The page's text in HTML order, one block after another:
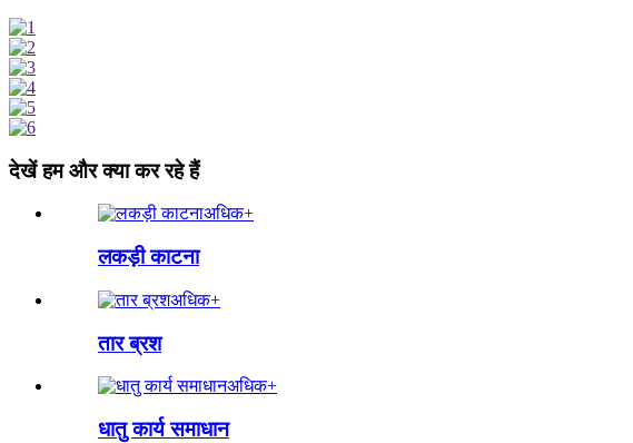
देखें हम और क्या कर रहे हैं
अधिक+
लकड़ी काटना
अधिक+
तार ब्रश
अधिक+
धातु कार्य समाधान